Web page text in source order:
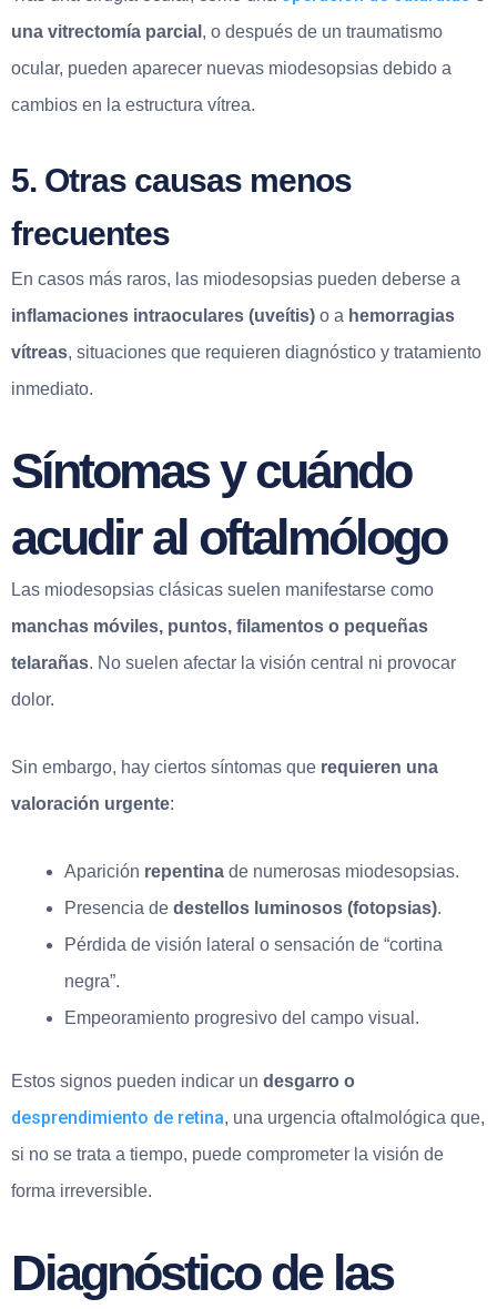
una vitrectomía parcial , o después de un traumatismo
ocular, pueden aparecer nuevas miodesopsias debido a
cambios en la estructura vítrea.
5. Otras causas menos
frecuentes
En casos más raros, las miodesopsias pueden deberse a
inflamaciones intraoculares (uveítis) o a hemorragias
vítreas, situaciones que requieren diagnóstico y tratamiento
inmediato.
Síntomas y cuándo
acudir al oftalmólogo
Las miodesopsias clásicas suelen manifestarse como
manchas móviles, puntos, filamentos o pequeñas
telarañas. No suelen afectar la visión central ni provocar
dolor.
Sin embargo, hay ciertos síntomas que requieren una
valoración urgente:
Aparición repentina de numerosas miodesopsias.
Presencia de destellos luminosos (fotopsias).
Pérdida de visión lateral o sensación de “cortina
negra”.
Empeoramiento progresivo del campo visual.
Estos signos pueden indicar un desgarro o
desprendimiento de retina, una urgencia oftalmológica que,
si no se trata a tiempo, puede comprometer la visión de
forma irreversible.
Diagnóstico de las